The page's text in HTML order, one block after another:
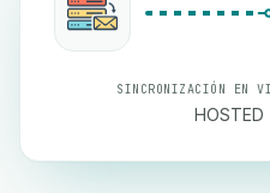
SINCRONIZACIÓN EN